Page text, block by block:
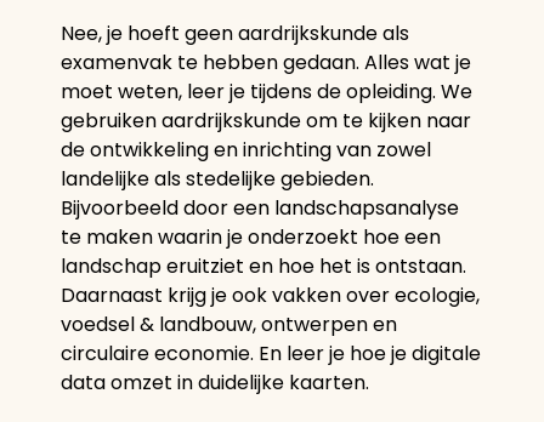
Nee, je hoeft geen aardrijkskunde als
examenvak te hebben gedaan. Alles wat je
moet weten, leer je tijdens de opleiding. We
gebruiken aardrijkskunde om te kijken naar
de ontwikkeling en inrichting van zowel
landelijke als stedelijke gebieden.
Bijvoorbeeld door een landschapsanalyse
te maken waarin je onderzoekt hoe een
landschap eruitziet en hoe het is ontstaan.
Daarnaast krijg je ook vakken over ecologie,
voedsel & landbouw, ontwerpen en
circulaire economie. En leer je hoe je digitale
data omzet in duidelijke kaarten.